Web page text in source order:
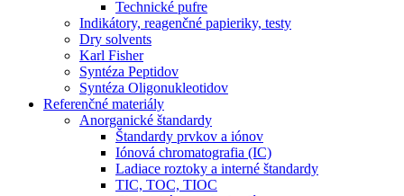
Technické pufre
Indikátory, reagenčné papieriky, testy
Dry solvents
Karl Fisher
Syntéza Peptidov
Syntéza Oligonukleotidov
Referenčné materiály
Anorganické štandardy
Štandardy prvkov a iónov
Iónová chromatografia (IC)
Ladiace roztoky a interné štandardy
TIC, TOC, TIOC